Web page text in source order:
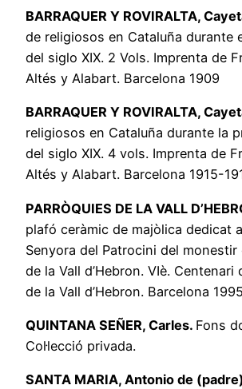
BARRAQUER Y ROVIRALTA,
de religiosos en Cataluña durante
del siglo XIX. 2 Vols. Imprenta de
Altés y Alabart. Barcelona 1909
BARRAQUER Y ROVIRALTA,
religiosos en Cataluña durante la
del siglo XIX. 4 vols. Imprenta de
Altés y Alabart. Barcelona 1915-
PARRÒQUIES DE LA VALL
plafó ceràmic de majòlica dedicat
Senyora del Patrocini del monestir
de la Vall d’Hebron. VIè. Centenari
de la Vall d’Hebron. Barcelona 1995
QUINTANA SEÑER, Carles. Fons
Col·lecció privada.
SANTA MARIA, Antonio de